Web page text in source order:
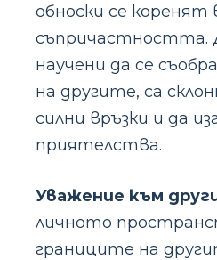
обноски се
съпричастността.
научени да се
на другите, са
силни връзки и да
приятелства.
Уважение към
личното
границите на